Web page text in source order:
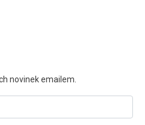
novinek emailem.